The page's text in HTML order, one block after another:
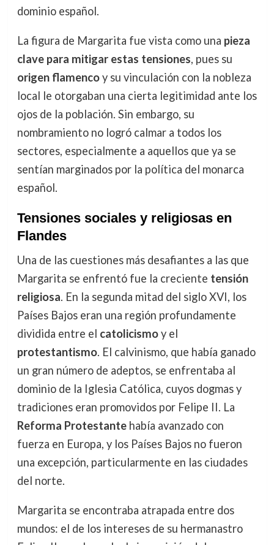
dominio español.
La figura de Margarita fue vista como una pieza
clave para mitigar estas tensiones, pues su
origen flamencoy su vinculación con la nobleza
local le otorgaban una cierta legitimidad ante los
ojos de la población. Sin embargo, su
nombramiento no logró calmar a todos los
sectores, especialmente a aquellos que ya se
sentían marginados por la política del monarca
español.
Tensiones sociales y religiosas en
Flandes
Una de las cuestiones más desafiantes a las que
Margarita se enfrentó fue la creciente tensión
religiosa. En la segunda mitad del siglo XVI, los
Países Bajos eran una región profundamente
dividida entre el catolicismoy el
protestantismo. El calvinismo, que había ganado
un gran número de adeptos, se enfrentaba al
dominio de la Iglesia Católica, cuyos dogmas y
tradiciones eran promovidos por Felipe II. La
Reforma Protestantehabía avanzado con
fuerza en Europa, y los Países Bajos no fueron
una excepción, particularmente en las ciudades
del norte.
Margarita se encontraba atrapada entre dos
mundos: el de los intereses de su hermanastro